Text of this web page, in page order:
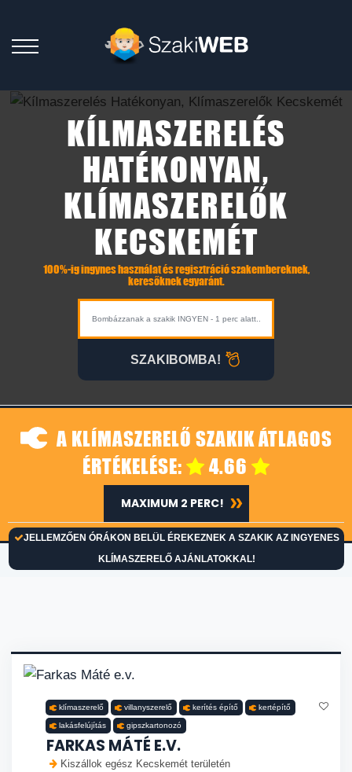
KÍLMASZERELÉS
HATÉKONYAN,
KLÍMASZERELŐK
KECSKEMÉT
100%-ig ingynes használat és regisztráció szakembereknek,
keresőknek egyaránt.
SZAKIBOMBA!
A KLÍMASZERELŐ SZAKIK ÁTLAGOS
ÉRTÉKELÉSE:
4.66
JELLEMZŐEN ÓRÁKON BELÜL ÉREKEZNEK A SZAKIK AZ INGYENES
KLÍMASZERELŐ AJÁNLATOKKAL!
MAXIMUM 2 PERC!
klímaszerelő villanyszerelő kerítés építő kertépítő
lakásfelújítás gipszkartonozó
FARKAS MÁTÉ E.V.
Kiszállok egész Kecskemét területén